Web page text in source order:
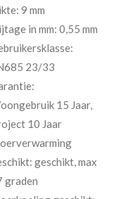
9 mm
in mm: 0,55 mm
23/33
15 Jaar,
10 Jaar
geschikt, max
graden